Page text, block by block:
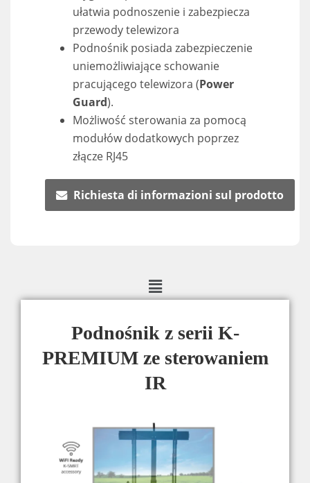
ułatwia podnoszenie i zabezpiecza
przewody telewizora
Podnośnik posiada zabezpieczenie
uniemożliwiające schowanie
pracującego telewizora (Power
Guard).
Możliwość sterowania za pomocą
modułów dodatkowych poprzez
złącze RJ45
Richiesta di informazioni sul prodotto
Podnośnik z serii K-
PREMIUM ze sterowaniem
IR